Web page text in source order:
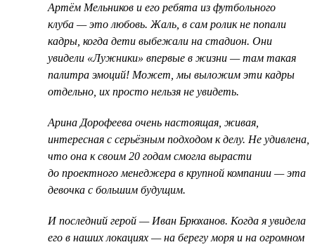
Артём Мельников и его ребята из футбольного
клуба — это любовь. Жаль, в сам ролик не попали
кадры, когда дети выбежали на стадион. Они
увидели «Лужники» впервые в жизни — там такая
палитра эмоций! Может, мы выложим эти кадры
отдельно, их просто нельзя не увидеть.
Арина Дорофеева очень настоящая, живая,
интересная с серьёзным подходом к делу. Не удивлена,
что она к своим 20 годам смогла вырасти
до проектного менеджера в крупной компании — эта
девочка с большим будущим.
И последний герой — Иван Брюханов. Когда я увидела
его в наших локациях — на берегу моря и на огромном